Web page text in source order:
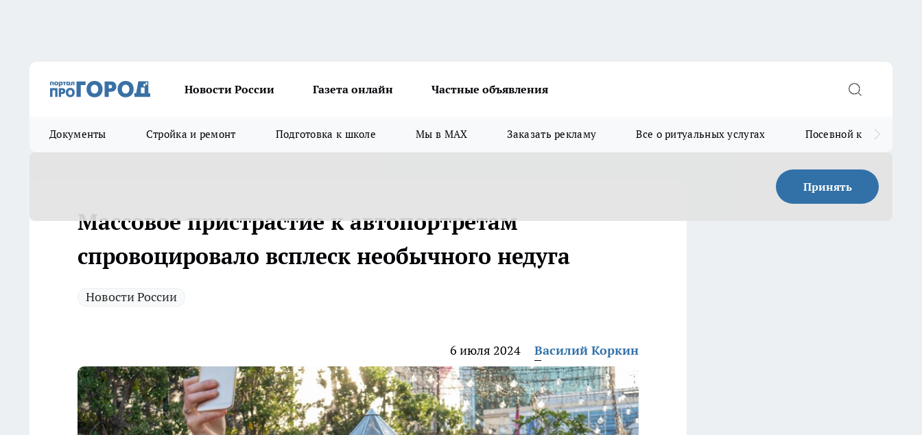
Новости России Газета онлайн Частные объявления
Документы Стройка и ремонт Подготовка к школе Мы в MAX Заказать рекламу Все о ритуальных услугах Посевной календарь
Принять
Массовое пристрастие к автопортретам
спровоцировало всплеск необычного недуга
Новости России
6 июля 2024 Василий Коркин